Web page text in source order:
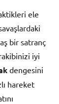
ele
bir satranç
iyi
dengesini
hareket